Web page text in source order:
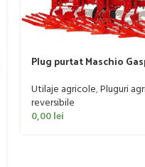
Plug purtat Maschio
Utilaje agricole,Pluguri
reversibile
0,00lei